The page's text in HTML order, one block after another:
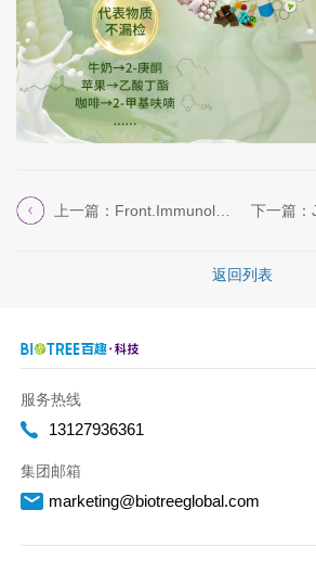
上一篇：Front.Immunol.(IF=5....
返回列表
服务热线
13127936361
集团邮箱
marketing@biotreeglobal.com